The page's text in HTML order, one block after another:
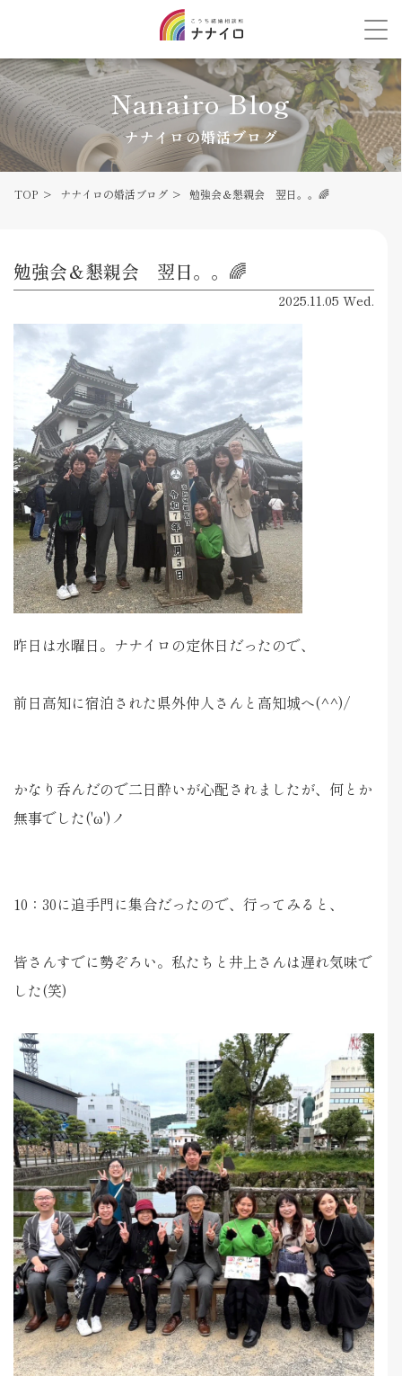
Nanairo Blog
ナナイロの婚活ブログ
TOP ナナイロの婚活ブログ 勉強会＆懇親会 翌日。。🌈
勉強会＆懇親会 翌日。。🌈
2025.11.05 Wed.
昨日は水曜日。ナナイロの定休日だったので、
前日高知に宿泊された県外仲人さんと高知城へ(^^)/
かなり呑んだので二日酔いが心配されましたが、何とか
無事でした('ω')ノ
10：30に追手門に集合だったので、行ってみると、
皆さんすでに勢ぞろい。私たちと井上さんは遅れ気味で
した(笑)